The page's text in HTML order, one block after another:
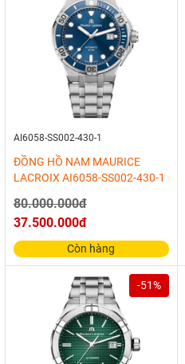
AI6058-SS002-430-1
ĐỒNG HỒ NAM MAURICE
LACROIX AI6058-SS002-430-1
80.000.000đ
37.500.000đ
Còn hàng
-51%